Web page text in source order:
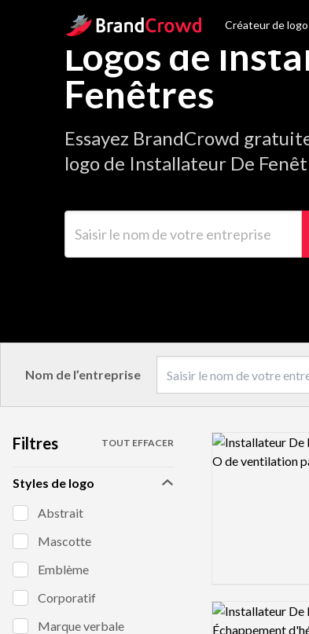
Site Logo Créateur de logo
Logos de
Fenêtres
Essayez BrandCrowd
logo de Installateur De
Nom de l’entreprise
Filtres TOUT EFFACER
Styles de logo
Abstrait
Mascotte
Emblème
Corporatif
Marque verbale
Logo preview
Logo preview